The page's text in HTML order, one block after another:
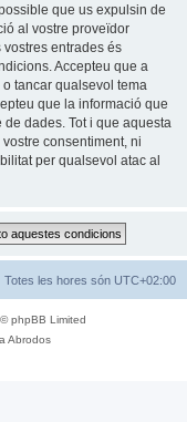
que us expulsin de
al vostre proveïdor
vostres entrades és
Accepteu que a
o tancar qualsevol tema
que la informació que
dades. Tot i que aquesta
consentiment, ni
per qualsevol atac al
Totes les hores són UTC+02:00
phpBB Limited
Abrodos